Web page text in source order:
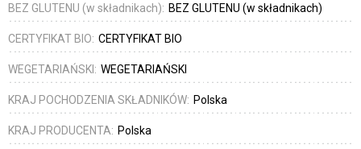
BEZ GLUTENU (w składnikach): BEZ GLUTENU (w składnikach)
CERTYFIKAT BIO: CERTYFIKAT BIO
WEGETARIAŃSKI: WEGETARIAŃSKI
KRAJ POCHODZENIA SKŁADNIKÓW: Polska
KRAJ PRODUCENTA: Polska